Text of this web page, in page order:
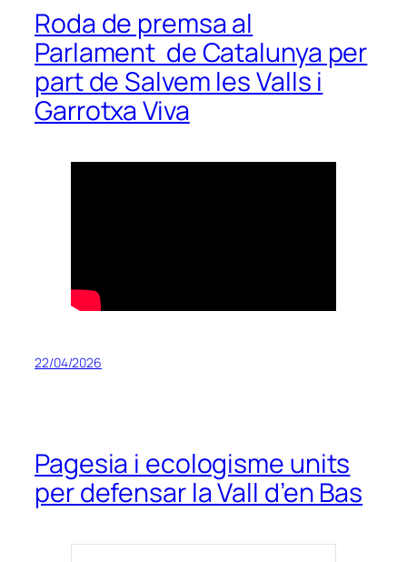
Roda de premsa al
Parlament de Catalunya per
part de Salvem les Valls i
Garrotxa Viva
22/04/2026
Pagesia i ecologisme units
per defensar la Vall d’en Bas